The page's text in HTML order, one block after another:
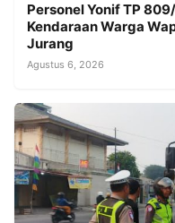
Personel Yonif TP
Kendaraan Warga
Jurang
Agustus 6, 2026